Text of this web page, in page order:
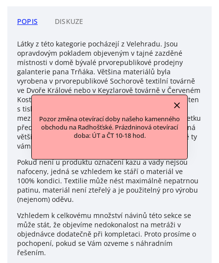
Pozor změna otevírací doby našeho kamenného
obchodu na Radhošťské. Prázdninová otevírací
doba: ÚT a ČT 10-18 hod.
POPIS DISKUZE
Látky z této kategorie pocházejí z Velehradu. Jsou
opravdovým pokladem objeveným v tajné zazděné
místnosti v domě bývalé prvorepublikové prodejny
galanterie pana Trňáka. Většina materiálů byla
vyrobena v prvorepublikové Sochorově textilní továrně
ve Dvoře Králové nebo v Keyzlarově továrně v Červeném
Kostelci. Jedná se o metráže krajek a bavlněných pláten
s tisky. Dále o flanely a damašky převážně z
meziválečného období. Část ukrytého textilního majetku
před zabavením byla poškozena vlhkostí, ale převážná
většina se zachovala ve velmi dobrém stavu. A právě ty
vám nabízíme.
Pokud není u produktu označení kazu a vady nejsou
nafoceny, jedná se vzhledem ke stáří o materiál ve
100% kondici. Textilie může nést maximálně nepatrnou
patinu, materiál není zteřelý a je použitelný pro výrobu
(nejenom) oděvu.
Vzhledem k celkovému množství návinů této sekce se
může stát, že objevíme nedokonalost na metráži v
objednávce dodatečně při kompletaci. Proto prosíme o
pochopení, pokud se Vám ozveme s náhradním
řešením.